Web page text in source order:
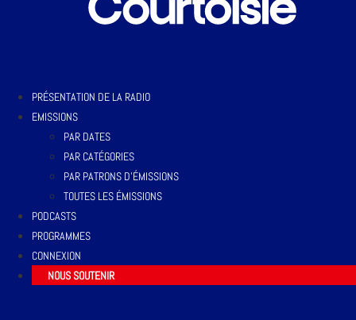
PRÉSENTATION DE LA RADIO
EMISSIONS
PAR DATES
PAR CATÉGORIES
PAR PATRONS D’ÉMISSIONS
TOUTES LES ÉMISSIONS
PODCASTS
PROGRAMMES
CONNEXION
NOUS SOUTENIR